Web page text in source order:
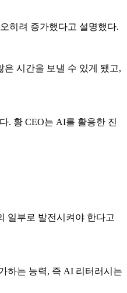
히려 증가했다고 설명했다.
은 시간을 보낼 수 있게 됐고,
. 황 CEO는 AI를 활용한 진
일부로 발전시켜야 한다고
하는 능력, 즉 AI 리터러시는